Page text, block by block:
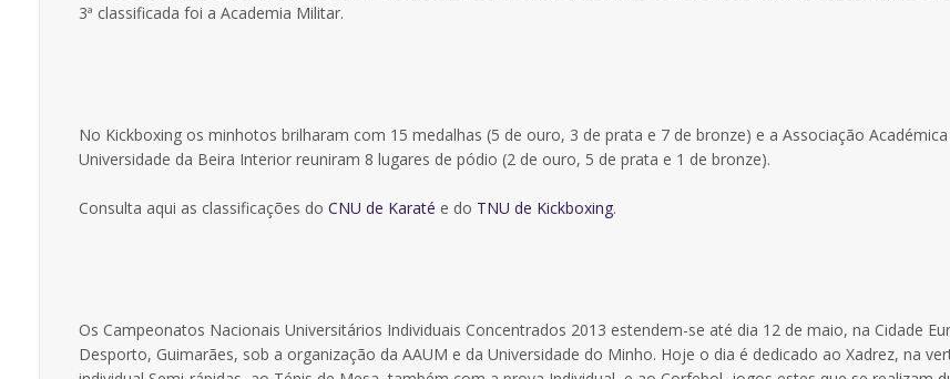
3ª classificada foi a Academia Militar.
No Kickboxing os minhotos brilharam com 15 medalhas (5 de ouro, 3 de prata e 7 de bronze) e a Associação
Universidade da Beira Interior reuniram 8 lugares de pódio (2 de ouro, 5 de prata e 1 de bronze).
Consulta aqui as classificações do CNU de Karaté e do TNU de Kickboxing.
Os Campeonatos Nacionais Universitários Individuais Concentrados 2013 estendem-se até dia 12 de maio, na Cidade
Desporto, Guimarães, sob a organização da AAUM e da Universidade do Minho. Hoje o dia é dedicado ao Xadrez, na